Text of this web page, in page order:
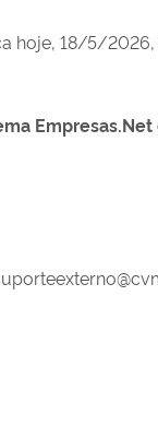
hoje, 18/5/2026,
Empresas.Net